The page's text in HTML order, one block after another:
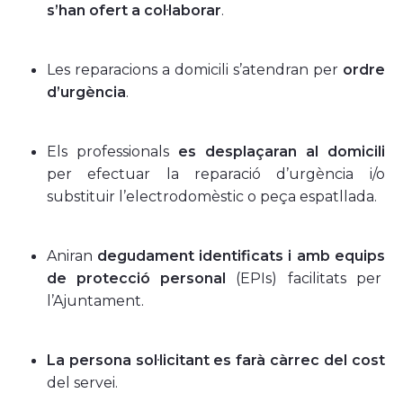
s’han ofert a col·laborar.
Les reparacions a domicili s’atendran perordre
d’urgència.
Els professionals es desplaçaran al domicili
per efectuar la reparació d’urgència i/o
substituir l’electrodomèstic o peça espatllada.
Aniran degudament identificats i amb equips
de protecció personal (EPIs) facilitats per
l’Ajuntament.
La persona sol·licitant es farà càrrec del cost
del servei.